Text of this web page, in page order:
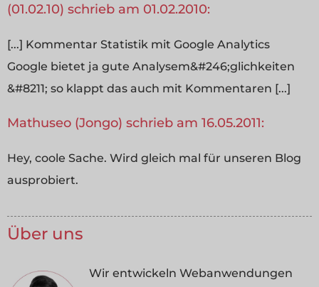
(01.02.10) schrieb am 01.02.2010:
[...] Kommentar Statistik mit Google Analytics
Google bietet ja gute Analysem&#246;glichkeiten
&#8211; so klappt das auch mit Kommentaren [...]
Mathuseo (Jongo) schrieb am 16.05.2011:
Hey, coole Sache. Wird gleich mal für unseren Blog
ausprobiert.
Über uns
Wir entwickeln Webanwendungen